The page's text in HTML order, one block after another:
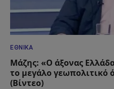
ΕΘΝΙΚΆ
Μάζης: «Ο άξονας
το μεγάλο γεωπολιτικό
(Βίντεο)